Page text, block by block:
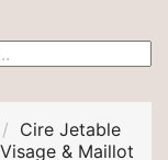
Cire Jetable
Visage & Maillot